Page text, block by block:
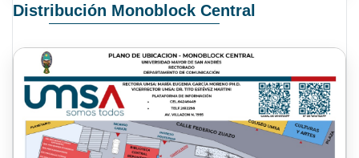
Distribución Monoblock Central